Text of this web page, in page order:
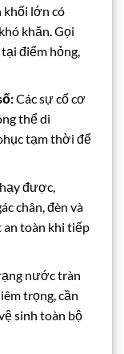
khối lớn có
khăn. Gọi
điểm hỏng,
Các sự cố cơ
thể di
tạm thời để
được,
chân, đèn và
an toàn khi tiếp
nước tràn
trọng, cần
sinh toàn bộ